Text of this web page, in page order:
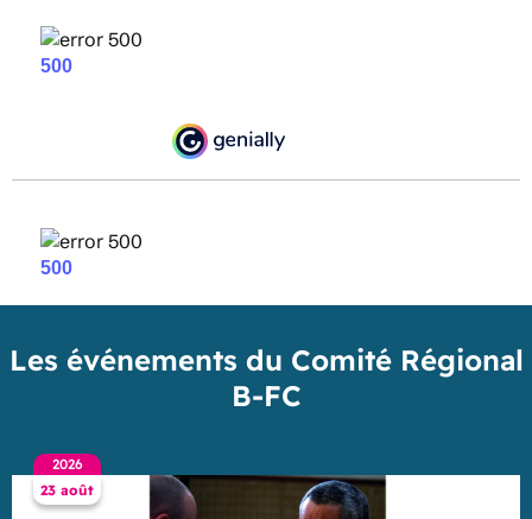
Les événements du Comité Régional
B-FC
23 août
2026